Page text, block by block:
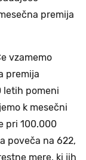
premija
vzamemo
premija
letih pomeni
k mesečni
pri 100.000
poveča na 622,
mere, ki jih